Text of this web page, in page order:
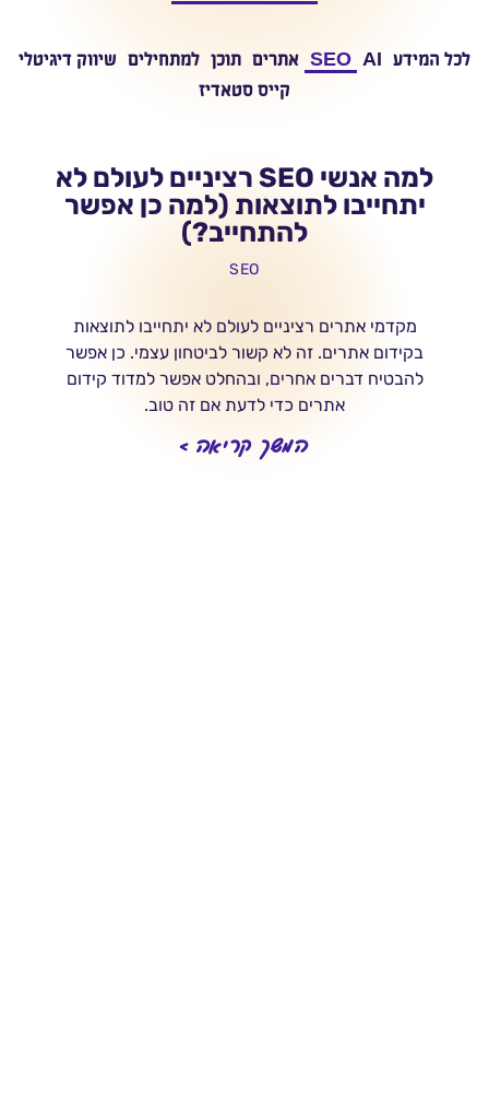
לכל המידע AI
SEO אתרים תוכן למתחילים שיווק דיגיטלי
קייס סטאדיז
למה אנשי SEO רציניים לעולם לא
יתחייבו לתוצאות (למה כן אפשר
להתחייב?)
SEO
מקדמי אתרים רציניים לעולם לא יתחייבו לתוצאות
בקידום אתרים. זה לא קשור לביטחון עצמי. כן אפשר
להבטיח דברים אחרים, ובהחלט אפשר למדוד קידום
אתרים כדי לדעת אם זה טוב.
המשך קריאה >